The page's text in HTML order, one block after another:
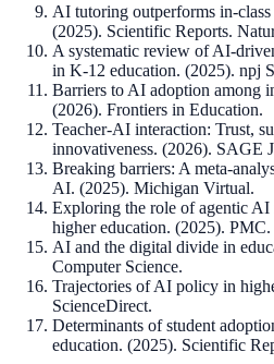
AI tutoring outperforms in-
(2025). Scientific Reports.
A systematic review of AI-
in K-12 education. (2025). npj
Barriers to AI adoption among
(2026). Frontiers in Education.
Teacher-AI interaction: Trust,
innovativeness. (2026). SAGE
Breaking barriers: A meta-
AI. (2025). Michigan Virtual.
Exploring the role of agentic
higher education. (2025). PMC.
AI and the digital divide in
Computer Science.
Trajectories of AI policy in
ScienceDirect.
Determinants of student
education. (2025). Scientific